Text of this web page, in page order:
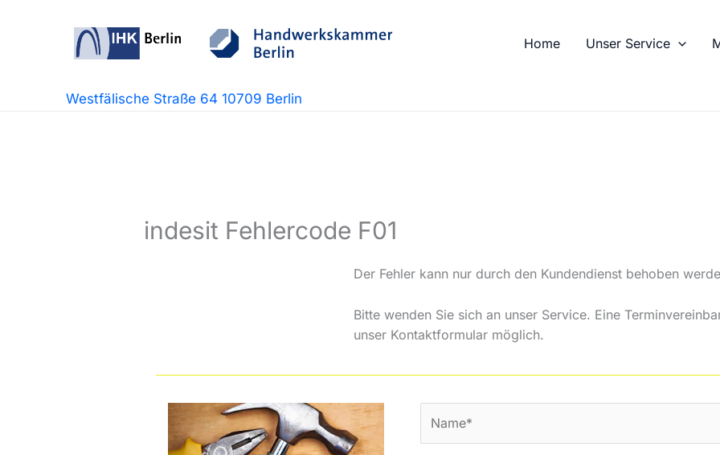
Home Unser Service
Westfälische Straße 64 10709 Berlin
indesit Fehlercode F01
Der Fehler kann nur durch den Kundendienst behoben
Bitte wenden Sie sich an unser Service. Eine
unser Kontaktformular möglich.